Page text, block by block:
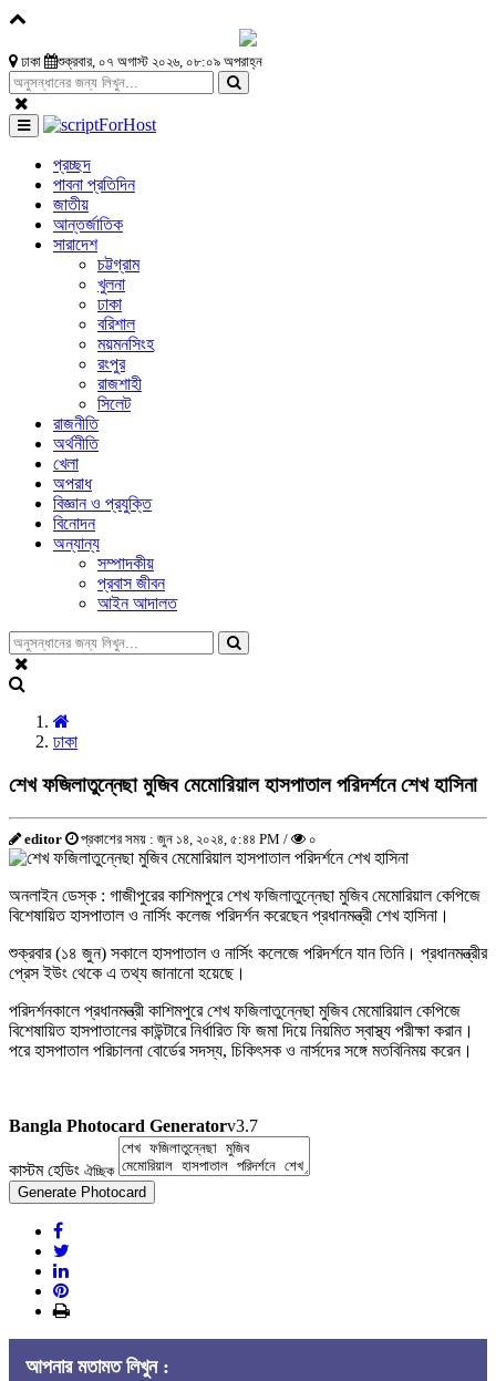
ঢাকা শুক্রবার, ০৭ অগাস্ট ২০২৬, ০৮:০৯ অপরাহ্ন
প্রচ্ছদ
পাবনা প্রতিদিন
জাতীয়
আন্তর্জাতিক
সারাদেশ
চট্টগ্রাম
খুলনা
ঢাকা
বরিশাল
ময়মনসিংহ
রংপুর
রাজশাহী
সিলেট
রাজনীতি
অর্থনীতি
খেলা
অপরাধ
বিজ্ঞান ও প্রযুক্তি
বিনোদন
অন্যান্য
সম্পাদকীয়
প্রবাস জীবন
আইন আদালত
ঢাকা
শেখ ফজিলাতুন্নেছা মুজিব মেমোরিয়াল হাসপাতাল পরিদর্শনে শেখ হাসিনা
editor প্রকাশের সময় : জুন ১৪, ২০২৪, ৫:৪৪ PM / ০
অনলাইন ডেস্ক : গাজীপুরের কাশিমপুরে শেখ ফজিলাতুন্নেছা মুজিব মেমোরিয়াল কেপিজে
বিশেষায়িত হাসপাতাল ও নার্সিং কলেজ পরিদর্শন করেছেন প্রধানমন্ত্রী শেখ হাসিনা।
শুক্রবার (১৪ জুন) সকালে হাসপাতাল ও নার্সিং কলেজে পরিদর্শনে যান তিনি। প্রধানমন্ত্রীর
প্রেস ইউং থেকে এ তথ্য জানানো হয়েছে।
পরিদর্শনকালে প্রধানমন্ত্রী কাশিমপুরে শেখ ফজিলাতুন্নেছা মুজিব মেমোরিয়াল কেপিজে
বিশেষায়িত হাসপাতালের কাউন্টারে নির্ধারিত ফি জমা দিয়ে নিয়মিত স্বাস্থ্য পরীক্ষা করান।
পরে হাসপাতাল পরিচালনা বোর্ডের সদস্য, চিকিৎসক ও নার্সদের সঙ্গে মতবিনিময় করেন।
Bangla Photocard Generatorv3.7
কাস্টম হেডিং ঐচ্ছিক
Generate Photocard
আপনার মতামত লিখুন :